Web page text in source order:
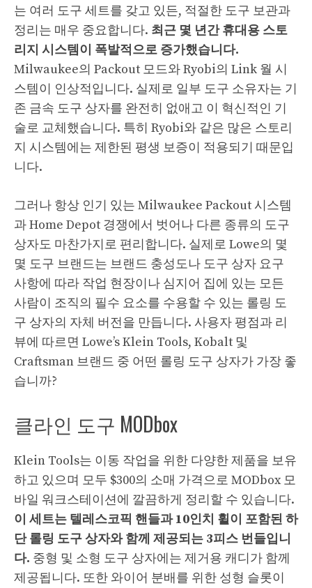
는 여러 도구 세트를 갖고 있든, 적절한 도구 보관과
정리는 매우 중요합니다. 최근 몇 년간 휴대용 스토
리지 시스템이 폭발적으로 증가했습니다.
Milwaukee의 Packout 모드와 Ryobi의 Link 월 시
스템이 인상적입니다. 실제로 일부 도구 소유자는 기
존 금속 도구 상자를 완전히 없애고 이 혁신적인 기
술로 교체했습니다. 특히 Ryobi와 같은 많은 스토리
지 시스템에는 제한된 평생 보증이 적용되기 때문입
니다.
그러나 항상 인기 있는 Milwaukee Packout 시스템
과 Home Depot 경쟁에서 벗어나 다른 종류의 도구
상자도 마찬가지로 편리합니다. 실제로 Lowe의 몇
몇 도구 브랜드는 브랜드 충성도나 도구 상자 요구
사항에 따라 작업 현장이나 심지어 집에 있는 모든
사람이 조직의 필수 요소를 수용할 수 있는 롤링 도
구 상자의 자체 버전을 만듭니다. 사용자 평점과 리
뷰에 따르면 Lowe’s Klein Tools, Kobalt 및
Craftsman 브랜드 중 어떤 롤링 도구 상자가 가장 좋
습니까?
클라인 도구 MODbox
Klein Tools는 이동 작업을 위한 다양한 제품을 보유
하고 있으며 모두 $300의 소매 가격으로 MODbox 모
바일 워크스테이션에 깔끔하게 정리할 수 있습니다.
이 세트는 텔레스코픽 핸들과 10인치 휠이 포함된 하
단 롤링 도구 상자와 함께 제공되는 3피스 번들입니
다. 중형 및 소형 도구 상자에는 제거용 캐디가 함께
제공됩니다. 또한 와이어 분배를 위한 성형 슬롯이